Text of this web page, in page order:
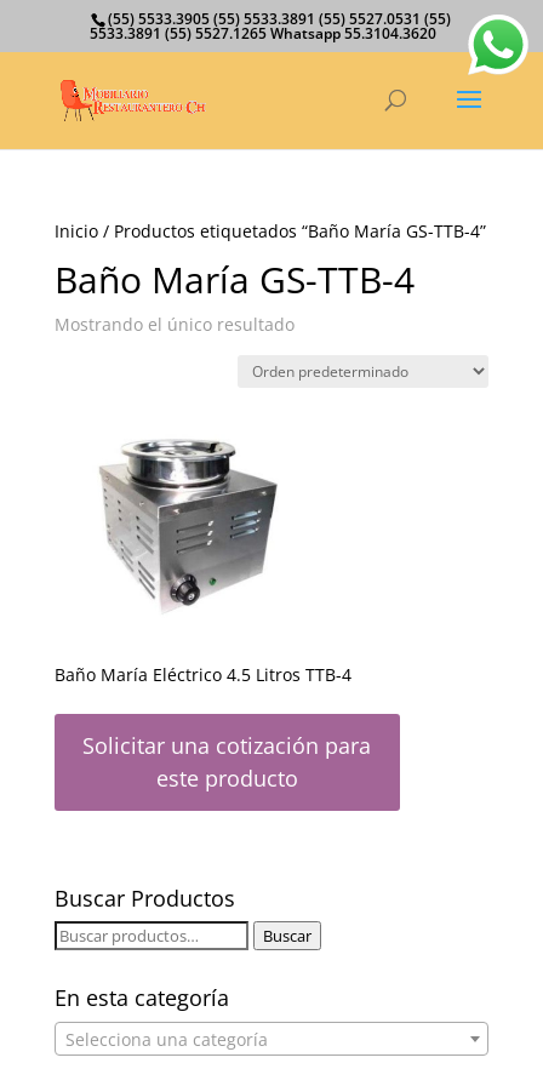
(55) 5533.3905 (55) 5533.3891 (55) 5527.0531 (55)
5533.3891 (55) 5527.1265 Whatsapp 55.3104.3620
Inicio/ Productos etiquetados “Baño María GS-TTB-4”
Baño María GS-TTB-4
Mostrando el único resultado
Baño María Eléctrico 4.5 Litros TTB-4
Solicitar una cotización para
este producto
Buscar Productos
Buscar
Buscar
En esta categoría
Selecciona una categoría